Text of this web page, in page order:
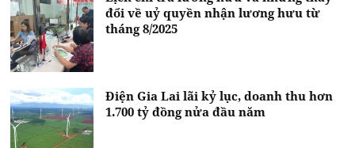
đổi về uỷ quyền nhận lương hưu từ
tháng 8/2025
Điện Gia Lai lãi kỷ lục, doanh thu hơn
1.700 tỷ đồng nửa đầu năm